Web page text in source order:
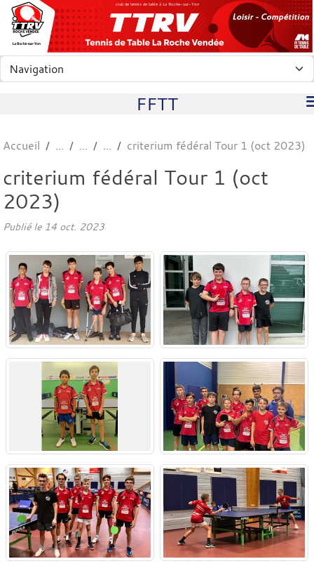
club de tennis de table à La Roche-sur-Yon
FFTT
Accueil criterium fédéral Tour 1 (oct 2023)
criterium fédéral Tour 1 (oct
2023)
Publié le 14 oct. 2023
Panneau de gestion des cookies